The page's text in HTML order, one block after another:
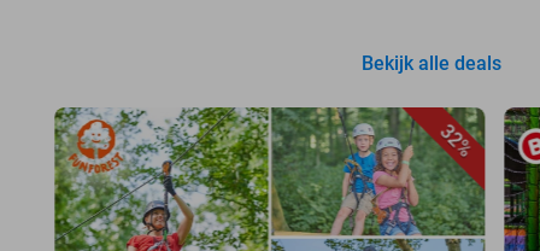
Bekijk alle deals
32%